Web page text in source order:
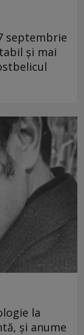
septembrie
și mai
la
și anume